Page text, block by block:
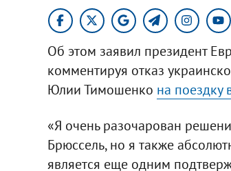
Об этом заявил президент
комментируя отказ
Юлии Тимошенко на поездку
«Я очень разочарован
Брюссель, но я также
является еще одним